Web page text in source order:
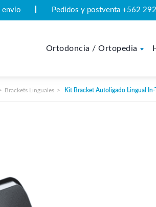
envío Pedidos y postventa +562
Ortodoncia / Ortopedia
Brackets Linguales Kit Bracket Autoligado Lingual In-